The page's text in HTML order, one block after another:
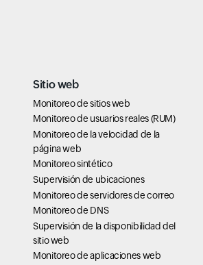
Sitio web
Monitoreo de sitios web
Monitoreo de usuarios reales (RUM)
Monitoreo de la velocidad de la
página web
Monitoreo sintético
Supervisión de ubicaciones
Monitoreo de servidores de correo
Monitoreo de DNS
Supervisión de la disponibilidad del
sitio web
Monitoreo de aplicaciones web